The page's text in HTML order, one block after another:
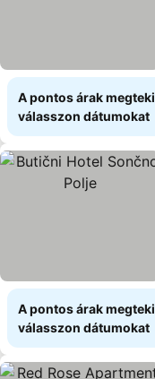
A pontos árak
válasszon dátumokat
A pontos árak
válasszon dátumokat